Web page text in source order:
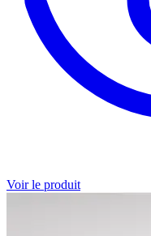
Voir le produit